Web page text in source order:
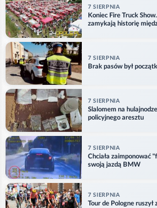
7 SIERPNIA
Koniec Fire Truck
zamykają historię
7 SIERPNIA
Brak pasów był
7 SIERPNIA
Slalomem na
policyjnego aresztu
7 SIERPNIA
Chciała zaimponować
swoją jazdą BMW
7 SIERPNIA
Tour de Pologne